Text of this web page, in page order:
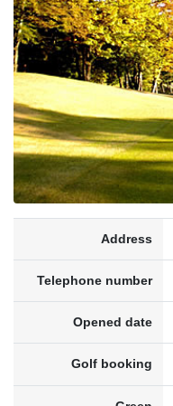
Address
Telephone number
Opened date
Golf booking